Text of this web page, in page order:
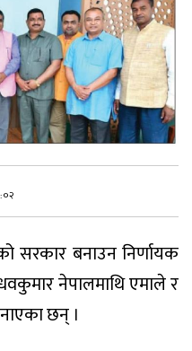
सरकार बनाउन निर्णायक
नेपालमाथि एमाले र
छन् ।